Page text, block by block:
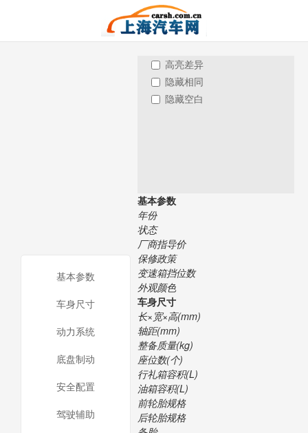
高亮差异
隐藏相同
隐藏空白
基本参数
年份
状态
厂商指导价
保修政策
变速箱挡位数
外观颜色
车身尺寸
长×宽×高(mm)
轴距(mm)
整备质量(kg)
座位数(个)
行礼箱容积(L)
油箱容积(L)
前轮胎规格
后轮胎规格
基本参数
车身尺寸
动力系统
底盘制动
安全配置
驾驶辅助